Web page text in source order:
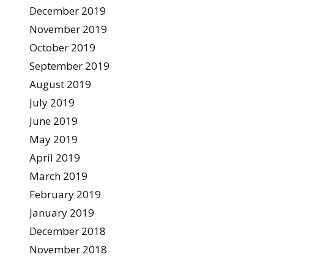
December 2019
November 2019
October 2019
September 2019
August 2019
July 2019
June 2019
May 2019
April 2019
March 2019
February 2019
January 2019
December 2018
November 2018